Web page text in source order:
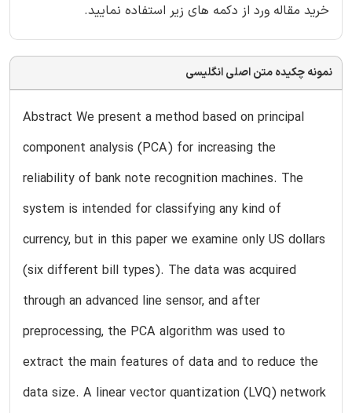
خرید مقاله ورد از دکمه های زیر استفاده نمایید.
نمونه چکیده متن اصلی انگلیسی
Abstract We present a method based on principal
component analysis (PCA) for increasing the
reliability of bank note recognition machines. The
system is intended for classifying any kind of
currency, but in this paper we examine only US dollars
(six different bill types). The data was acquired
through an advanced line sensor, and after
preprocessing, the PCA algorithm was used to
extract the main features of data and to reduce the
data size. A linear vector quantization (LVQ) network